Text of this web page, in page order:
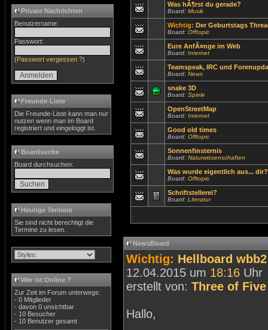
Private Nachrichten
Benutzername:
Passwort:
(Passwort vergessen ?)
Freunde-Liste
Die Freunde-Liste kann man nur
nutzen wenn man im Board
registriert und eingeloggt ist.
Boardsuche
Board durchsuchen:
Heutige Termine
Sie sind nicht berechtigt die
Termine zu lesen.
Wer ist Online ?
Zur Zeit im Forum unterwegs:
- 0 Mitglieder
- davon 0 unsichtbar
- 10 Besucher
- 10 Benutzer gesamt
Was hÃ¶rst du gerade?
Board: Musik
Wichtig: Der Geburtstags
Board: Offtopic
Eure AnfÃ¤nge im Web
Board: Internet
Teamspeak, IRC und
Board: News
snake 3D
Board: Spiele
OpenStreetMap
Board: Internet
Good old times
Board: Offtopic
Sonnenfinsternis
Board: Naturwissenschaften
Was wurde eigentlich aus... dir?
Board: Offtopic
Schriftstellerei?
Board: Literatur
NewsBoard
Wichtig: Hellboard
12.04.2015 um 18:16 Uhr
erstellt von: Three of Five
Hallo,